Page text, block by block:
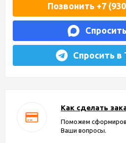
Позвонить +7
Спросить в
Как сделать
Поможем
Ваши вопросы.